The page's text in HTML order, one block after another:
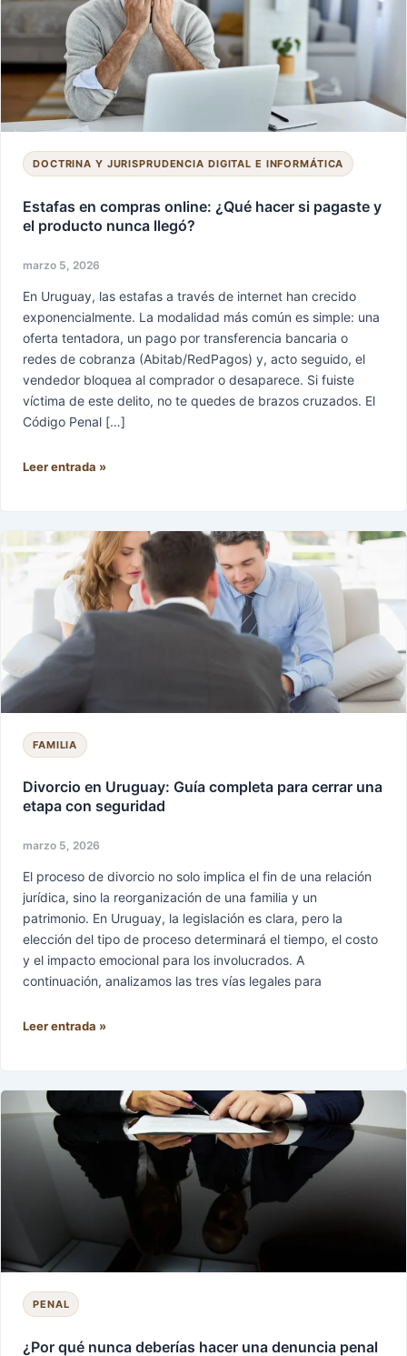
DOCTRINA Y JURISPRUDENCIA DIGITAL E INFORMÁTICA
Estafas en compras online: ¿Qué hacer si pagaste y
el producto nunca llegó?
marzo 5, 2026
En Uruguay, las estafas a través de internet han crecido
exponencialmente. La modalidad más común es simple: una
oferta tentadora, un pago por transferencia bancaria o
redes de cobranza (Abitab/RedPagos) y, acto seguido, el
vendedor bloquea al comprador o desaparece. Si fuiste
víctima de este delito, no te quedes de brazos cruzados. El
Código Penal […]
¿Qué
si
pagaste
y
el
producto
nunca
Leer entrada »
FAMILIA
Divorcio en Uruguay: Guía completa para cerrar una
etapa con seguridad
marzo 5, 2026
El proceso de divorcio no solo implica el fin de una relación
jurídica, sino la reorganización de una familia y un
patrimonio. En Uruguay, la legislación es clara, pero la
elección del tipo de proceso determinará el tiempo, el costo
y el impacto emocional para los involucrados. A
continuación, analizamos las tres vías legales para
Divorcio
en
Uruguay:
completa
para
cerrar
una
etapa
con
seguridad
Leer entrada »
PENAL
¿Por qué nunca deberías hacer una denuncia penal
¿Por
qué
nunca
deberías
un
abogado
en